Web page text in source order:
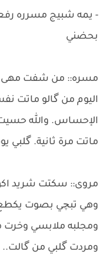
- يمه شبيج مسرره
بحضني
مسره:: من شفت مهى
اليوم من گالو ماتت
الإحساس. والله
ماتت مرة ثانية. گلبي
مروى:: سكتت شريد
وهي تبچي بصوت يكطع
ومجلبه ملابسي
ومردت گلبي من گالت..